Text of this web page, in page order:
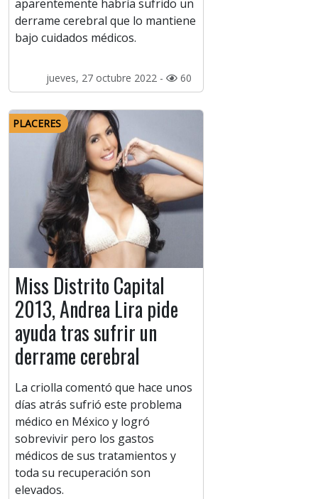
aparentemente habría sufrido un
derrame cerebral que lo mantiene
bajo cuidados médicos.
jueves, 27 octubre 2022 - 60
PLACERES
Miss Distrito Capital
2013, Andrea Lira pide
ayuda tras sufrir un
derrame cerebral
La criolla comentó que hace unos
días atrás sufrió este problema
médico en México y logró
sobrevivir pero los gastos
médicos de sus tratamientos y
toda su recuperación son
elevados.